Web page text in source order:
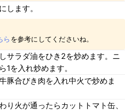
します。
ら を参考にしてくださいね。
サラダ油をひき2を炒めます。ニ
1を入れ炒めます。
豚合びき肉を入れ中火で炒めま
り火が通ったらカットトマト缶、